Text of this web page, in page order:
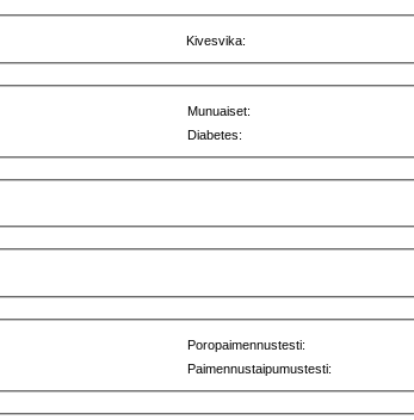
Kivesvika:
Munuaiset:
Diabetes:
Poropaimennustesti:
Paimennustaipumustesti: